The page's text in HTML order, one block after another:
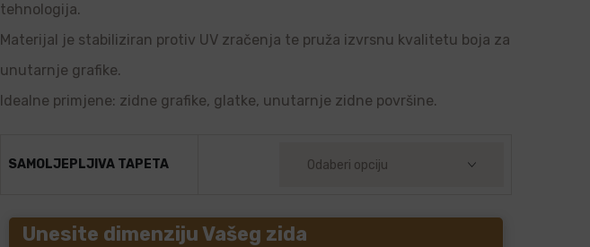
tehnologija.
Materijal je stabiliziran protiv UV zračenja te pruža izvrsnu kvalitetu boja za
unutarnje grafike.
Idealne primjene: zidne grafike, glatke, unutarnje zidne površine.
SAMOLJEPLJIVA TAPETA
Unesite dimenziju Vašeg zida